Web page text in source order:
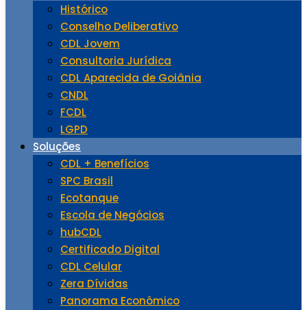
Histórico
Conselho Deliberativo
CDL Jovem
Consultoria Jurídica
CDL Aparecida de Goiânia
CNDL
FCDL
LGPD
Soluções
CDL + Benefícios
SPC Brasil
Ecotanque
Escola de Negócios
hubCDL
Certificado Digital
CDL Celular
Zera Dívidas
Panorama Econômico